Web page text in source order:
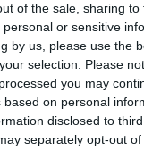
of the sale, sharing
or sensitive
by us, please use the
selection. Please
you may
based on personal
disclosed to
separately opt-out
του, ο κ.
να
στη
στην επόμενη
Ομάδας, κάθε